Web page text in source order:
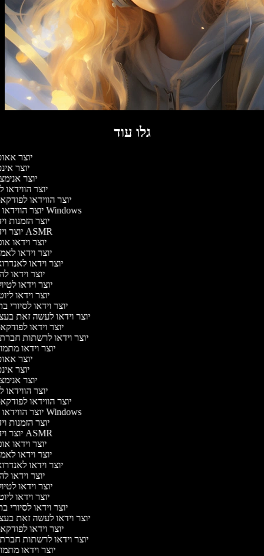
גלו עוד
יוצר
יוצר
יוצר
יוצר
יוצר הווידאו
יוצר הווידאו של Windows
יוצר הזמנות
יוצר וידאו ASMR
יוצר וידאו
יוצר וידאו
יוצר וידאו
יוצר וידאו
יוצר וידאו
יוצר וידאו
יוצר וידאו לסיורי
יוצר וידאו לעשה זאת
יוצר וידאו
יוצר וידאו לרשתות
יוצר וידאו
יוצר
יוצר
יוצר
יוצר
יוצר הווידאו
יוצר הווידאו של Windows
יוצר הזמנות
יוצר וידאו ASMR
יוצר וידאו
יוצר וידאו
יוצר וידאו
יוצר וידאו
יוצר וידאו
יוצר וידאו
יוצר וידאו לסיורי
יוצר וידאו לעשה זאת
יוצר וידאו
יוצר וידאו לרשתות
יוצר וידאו